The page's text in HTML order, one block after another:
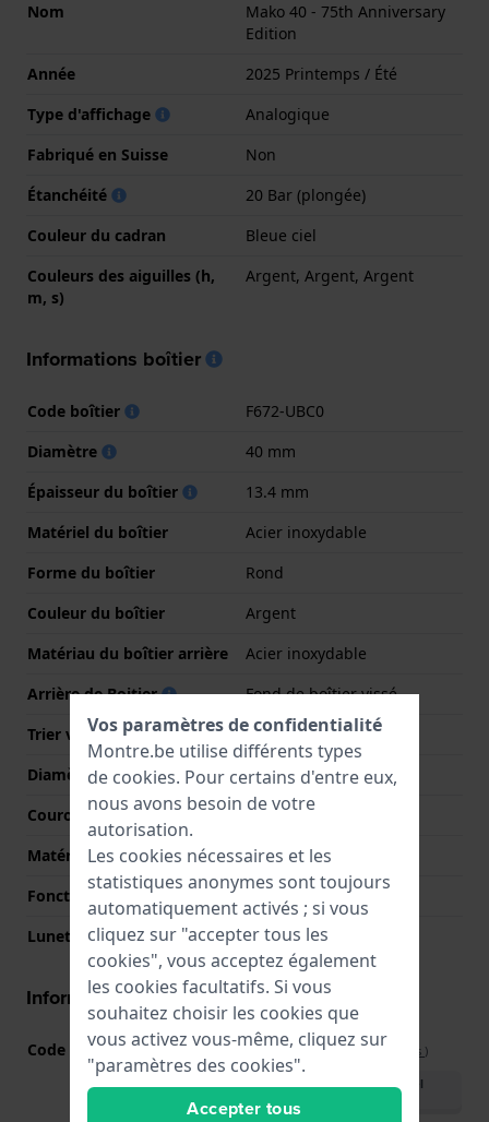
Nom
Mako 40 - 75th Anniversary
Edition
Année
2025 Printemps / Été
Type d'affichage
Analogique
Fabriqué en Suisse
Non
Étanchéité
20 Bar (plongée)
Couleur du cadran
Bleue ciel
Couleurs des aiguilles (h,
m, s)
Argent, Argent, Argent
Informations boîtier
Code boîtier
F672-UBC0
Diamètre
40 mm
Épaisseur du boîtier
13.4 mm
Matériel du boîtier
Acier inoxydable
Forme du boîtier
Rond
Couleur du boîtier
Argent
Matériau du boîtier arrière
Acier inoxydable
Arrière de Boitier
Fond de boîtier vissé
Trier verre
Saphire
Diamètre du verre
29.50
Couronne
Courrone à vis
Matérielle lunette
Acier inoxydable
Fonction de la lunette
Plongée
Lunette tournante
Uni-directionnel
Informations mouvement
Code Mouvement F6724 Voir les spécifications )
Télécharger le manuel
Vos paramètres de confidentialité
Montre.be utilise différents types
de cookies. Pour certains d'entre eux,
nous avons besoin de votre
autorisation.
Les cookies nécessaires et les
statistiques anonymes sont toujours
automatiquement activés ; si vous
cliquez sur "accepter tous les
cookies", vous acceptez également
les cookies facultatifs. Si vous
souhaitez choisir les cookies que
vous activez vous-même, cliquez sur
"paramètres des cookies".
Accepter tous